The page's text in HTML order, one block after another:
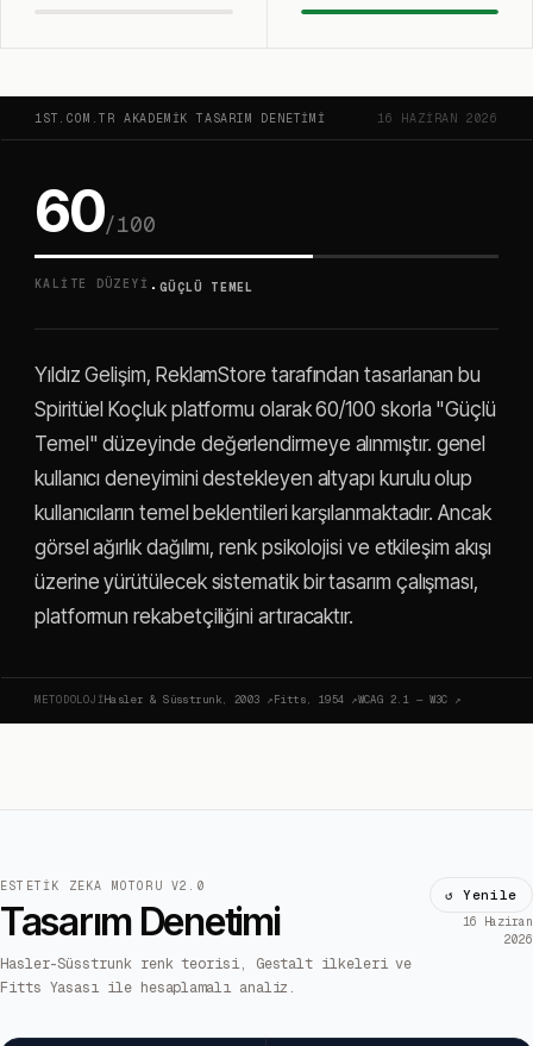
1ST.COM.TR AKADEMIK TASARIM DENETIMI 16 HAZIRAN 2026
60/100
KALITE DÜZEYI ·GÜÇLÜ TEMEL
Yıldız Gelişim, ReklamStore tarafından tasarlanan bu
Spiritüel Koçluk platformu olarak 60/100 skorla "Güçlü
Temel" düzeyinde değerlendirmeye alınmıştır. genel
kullanıcı deneyimini destekleyen altyapı kurulu olup
kullanıcıların temel beklentileri karşılanmaktadır. Ancak
görsel ağırlık dağılımı, renk psikolojisi ve etkileşim akışı
üzerine yürütülecek sistematik bir tasarım çalışması,
platformun rekabetçiliğini artıracaktır.
METODOLOJIHasler & Süsstrunk, 2003 ↗Fitts, 1954 ↗WCAG 2.1 — W3C ↗
ESTETIK ZEKA MOTORU V2.0
Tasarım Denetimi
Hasler-Süsstrunk renk teorisi, Gestalt ilkeleri ve
Fitts Yasası ile hesaplamalı analiz.
↺ Yenile
16 Haziran
2026